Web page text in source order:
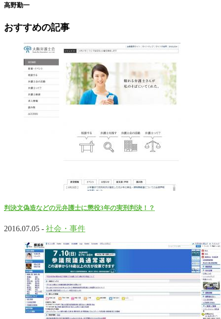
高野勤一
おすすめの記事
判決文偽造などの元弁護士に懲役3年の実刑判決！？
2016.07.05 - 社会・事件